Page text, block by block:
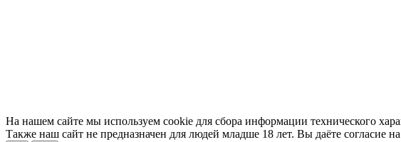
На нашем сайте мы используем cookie для сбора информации технического
Также наш сайт не предназначен для людей младше 18 лет. Вы даёте согласие